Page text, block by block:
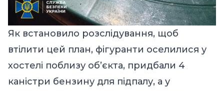
Як встановило розслідування, щоб
втілити цей план, фігуранти оселилися у
хостелі поблизу обʼєкта, придбали 4
каністри бензину для підпалу, а у